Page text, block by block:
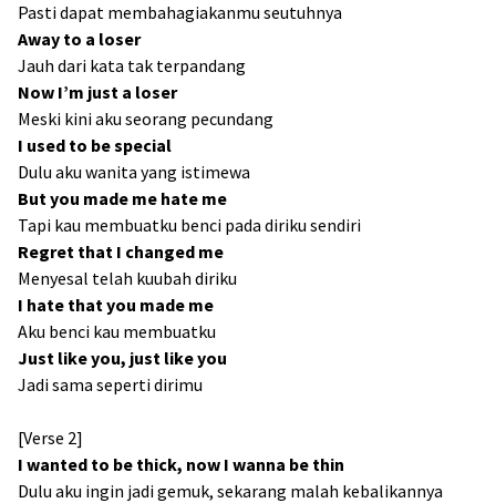
Pasti dapat membahagiakanmu seutuhnya
Away to a loser
Jauh dari kata tak terpandang
Now I’m just a loser
Meski kini aku seorang pecundang
I used to be special
Dulu aku wanita yang istimewa
But you made me hate me
Tapi kau membuatku benci pada diriku sendiri
Regret that I changed me
Menyesal telah kuubah diriku
I hate that you made me
Aku benci kau membuatku
Just like you, just like you
Jadi sama seperti dirimu
[Verse 2]
I wanted to be thick, now I wanna be thin
Dulu aku ingin jadi gemuk, sekarang malah kebalikannya